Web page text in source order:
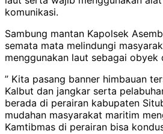
komunikasi.
Sambung mantan Kapolsek
semata mata melindungi
menggunakan laut sebagai obyek
” Kita pasang banner himbauan
Kalbut dan jangkar serta
berada di perairan kabupaten
mudahan masyarakat maritim
Kamtibmas di perairan bisa